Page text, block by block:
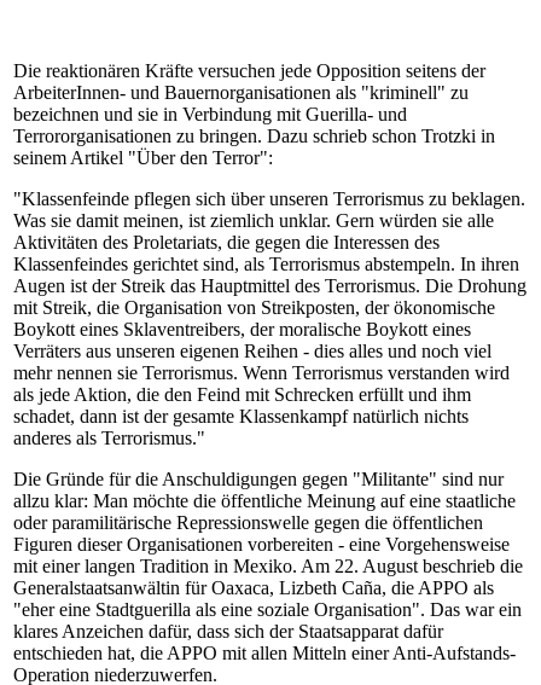
Die reaktionären Kräfte versuchen jede Opposition seitens der
ArbeiterInnen- und Bauernorganisationen als "kriminell" zu
bezeichnen und sie in Verbindung mit Guerilla- und
Terrororganisationen zu bringen. Dazu schrieb schon Trotzki in
seinem Artikel "Über den Terror":
"Klassenfeinde pflegen sich über unseren Terrorismus zu beklagen.
Was sie damit meinen, ist ziemlich unklar. Gern würden sie alle
Aktivitäten des Proletariats, die gegen die Interessen des
Klassenfeindes gerichtet sind, als Terrorismus abstempeln. In ihren
Augen ist der Streik das Hauptmittel des Terrorismus. Die Drohung
mit Streik, die Organisation von Streikposten, der ökonomische
Boykott eines Sklaventreibers, der moralische Boykott eines
Verräters aus unseren eigenen Reihen - dies alles und noch viel
mehr nennen sie Terrorismus. Wenn Terrorismus verstanden wird
als jede Aktion, die den Feind mit Schrecken erfüllt und ihm
schadet, dann ist der gesamte Klassenkampf natürlich nichts
anderes als Terrorismus."
Die Gründe für die Anschuldigungen gegen "Militante" sind nur
allzu klar: Man möchte die öffentliche Meinung auf eine staatliche
oder paramilitärische Repressionswelle gegen die öffentlichen
Figuren dieser Organisationen vorbereiten - eine Vorgehensweise
mit einer langen Tradition in Mexiko. Am 22. August beschrieb die
Generalstaatsanwältin für Oaxaca, Lizbeth Caña, die APPO als
"eher eine Stadtguerilla als eine soziale Organisation". Das war ein
klares Anzeichen dafür, dass sich der Staatsapparat dafür
entschieden hat, die APPO mit allen Mitteln einer Anti-Aufstands-
Operation niederzuwerfen.